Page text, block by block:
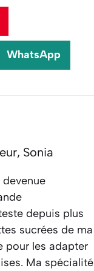
WhatsApp
Sonia
depuis plus
sucrées de ma
pour les adapter
Ma spécialité